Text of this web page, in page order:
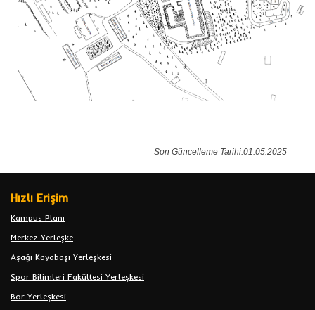
Son Güncelleme Tarihi:01.05.2025
Hızlı Erişim
Kampus Planı
Merkez Yerleşke
Aşağı Kayabaşı Yerleşkesi
Spor Bilimleri Fakültesi Yerleşkesi
Bor Yerleşkesi